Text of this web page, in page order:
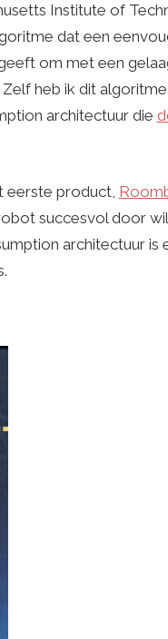
Institute of
dat een
om met een
heb ik dit
architectuur die
eerste product,
succesvol door
architectuur